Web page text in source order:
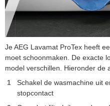
Je AEG Lavamat ProTex heeft
moet schoonmaken. De exacte
model verschillen. Hieronder de
Schakel de wasmachine uit
stopcontact